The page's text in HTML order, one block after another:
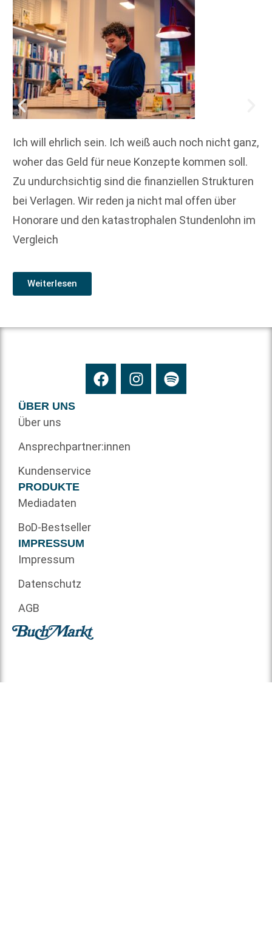
Ich will ehrlich sein. Ich weiß auch noch nicht ganz,
woher das Geld für neue Konzepte kommen soll.
Zu undurchsichtig sind die finanziellen Strukturen
bei Verlagen. Wir reden ja nicht mal offen über
Honorare und den katastrophalen Stundenlohn im
Vergleich
Weiterlesen
ÜBER UNS
Über uns
Ansprechpartner:innen
Kundenservice
PRODUKTE
Mediadaten
BoD-Bestseller
IMPRESSUM
Impressum
Datenschutz
AGB